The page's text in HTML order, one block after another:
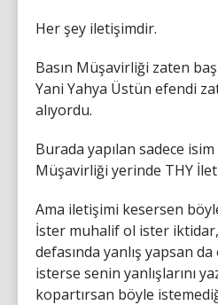
Her şey iletişimdir.
Basın Müşavirliği zaten
Yani Yahya Üstün efendi
alıyordu.
Burada yapılan sadece
Müşavirliği yerinde THY
Ama iletişimi kesersen
İster muhalif ol ister
defasında yanlış yapsan
isterse senin yanlışlarını
kopartırsan böyle